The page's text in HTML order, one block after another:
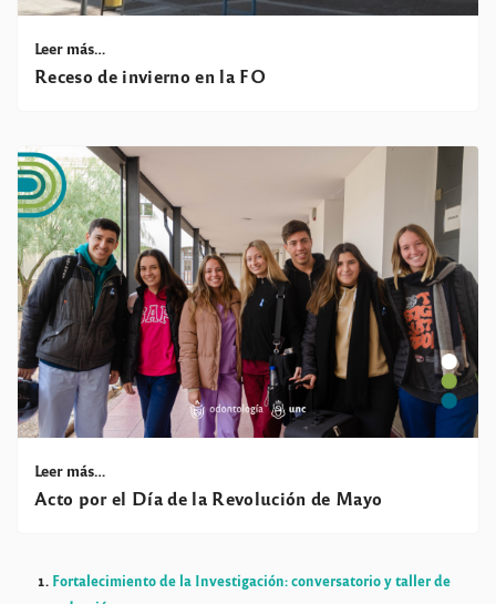
Receso de invierno en la FO
Leer más…
Acto por el Día de la Revolución de Mayo
Leer más…
Fortalecimiento de la Investigación: conversatorio y taller de